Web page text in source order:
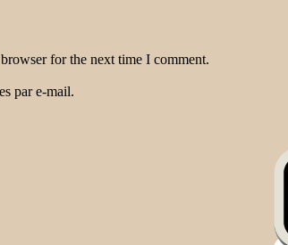
for the next time I comment.
par e-mail.